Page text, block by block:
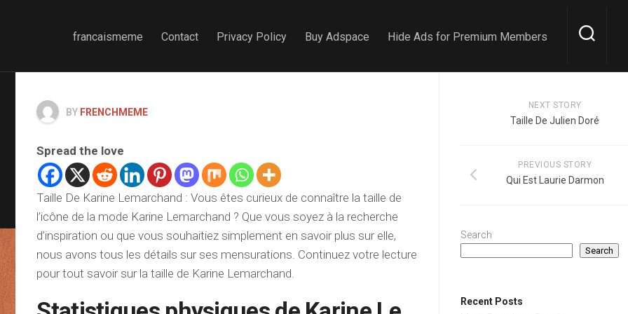
francaismeme Contact Privacy Policy Buy Adspace Hide Ads for Premium Members
BY FRENCHMEME
Spread the love
Taille De Karine Lemarchand : Vous êtes curieux de connaître la taille de
l’icône de la mode Karine Lemarchand ? Que vous soyez à la recherche
d’inspiration ou que vous souhaitiez simplement en savoir plus sur elle,
nous avons tous les détails sur ses mensurations. Continuez votre lecture
pour tout savoir sur la taille de Karine Lemarchand.
NEXT STORY
Taille De Julien Doré
PREVIOUS STORY
Qui Est Laurie Darmon
Search
Search
Recent Posts